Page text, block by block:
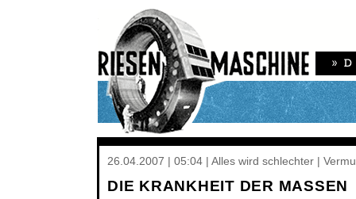
26.04.2007 | 05:04 | Alles wird schlechter |
DIE KRANKHEIT DER MASSEN